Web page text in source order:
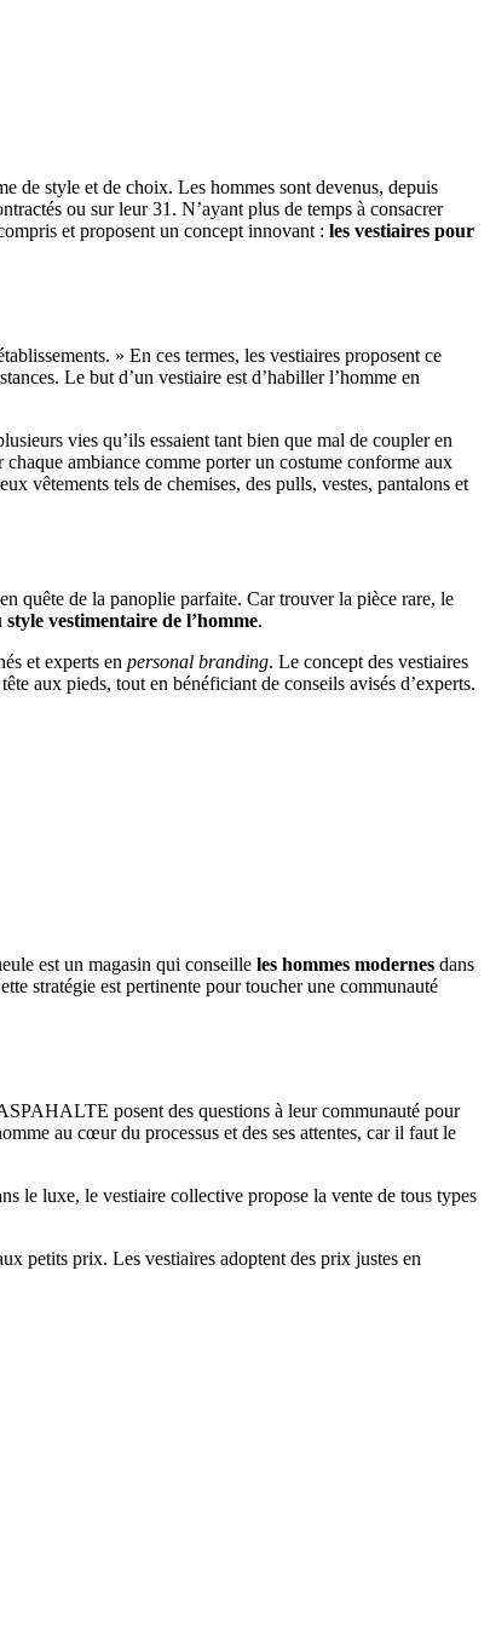
de style et de choix. Les hommes sont devenus, depuis
ou sur leur 31. N’ayant plus de temps à consacrer
et proposent un concept innovant : les vestiaires pour
» En ces termes, les vestiaires proposent ce
Le but d’un vestiaire est d’habiller l’homme en
vies qu’ils essaient tant bien que mal de coupler en
chaque ambiance comme porter un costume conforme aux
vêtements tels de chemises, des pulls, vestes, pantalons et
quête de la panoplie parfaite. Car trouver la pièce rare, le
style vestimentaire de l’homme.
et experts en personal branding. Le concept des vestiaires
aux pieds, tout en bénéficiant de conseils avisés d’experts.
est un magasin qui conseille les hommes modernes dans
stratégie est pertinente pour toucher une communauté
posent des questions à leur communauté pour
au cœur du processus et des ses attentes, car il faut le
le luxe, le vestiaire collective propose la vente de tous types
petits prix. Les vestiaires adoptent des prix justes en